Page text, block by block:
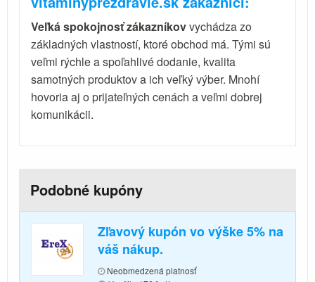
Veľká spokojnosť zákazníkovvychádza zo
základných vlastností, ktoré obchod má. Tými sú
veľmi rýchle a spoľahlivé dodanie, kvalita
samotných produktov a ich veľký výber. Mnohí
hovoria aj o prijateľných cenách a veľmi dobrej
komunikácii.
Podobné kupóny
Zľavový kupón vo výške 5% na
váš nákup.
Neobmedzená platnosť